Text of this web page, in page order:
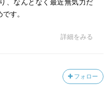
、なんとなく最近無気力だ
す。
詳細をみる
フォロー